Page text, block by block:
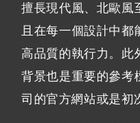
擅長現代風、北歐風
且在每一個設計中都
高品質的執行力。此
背景也是重要的參考
司的官方網站或是初